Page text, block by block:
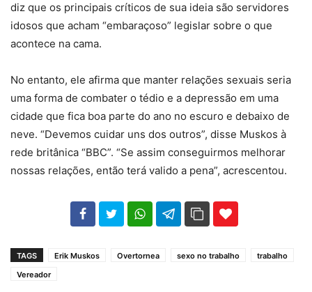
diz que os principais críticos de sua ideia são servidores
idosos que acham “embaraçoso” legislar sobre o que
acontece na cama.
No entanto, ele afirma que manter relações sexuais seria
uma forma de combater o tédio e a depressão em uma
cidade que fica boa parte do ano no escuro e debaixo de
neve. “Devemos cuidar uns dos outros”, disse Muskos à
rede britânica “BBC”. “Se assim conseguirmos melhorar
nossas relações, então terá valido a pena”, acrescentou.
102 35
TAGS Erik Muskos Overtornea sexo no trabalho
trabalho
Vereador